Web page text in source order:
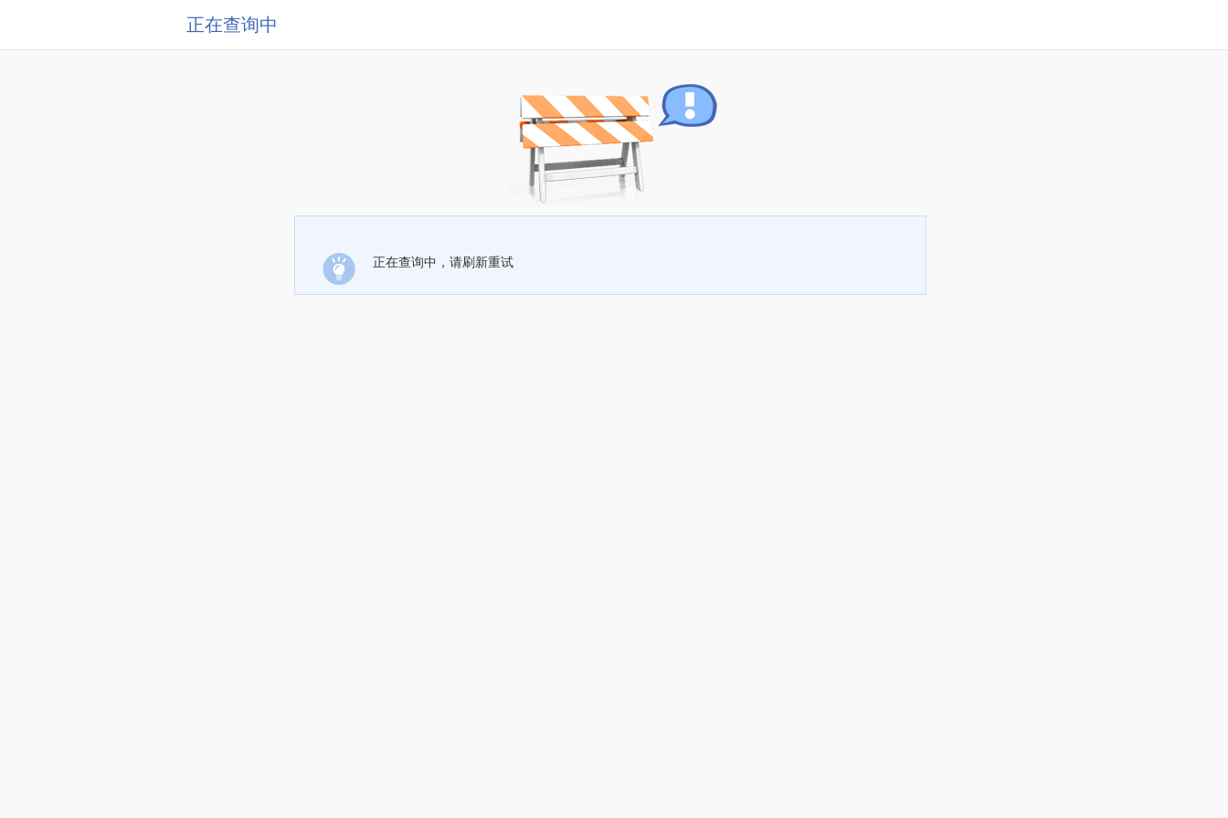
正在查询中
正在查询中，请刷新重试